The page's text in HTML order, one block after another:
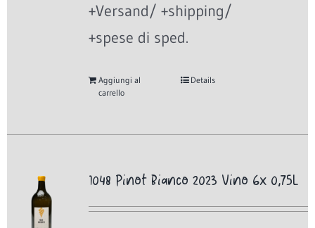
+Versand/ +shipping/
+spese di sped.
Aggiungi al
carrello
Details
1048 Pinot Bianco 2023 Vino 6x 0,75L